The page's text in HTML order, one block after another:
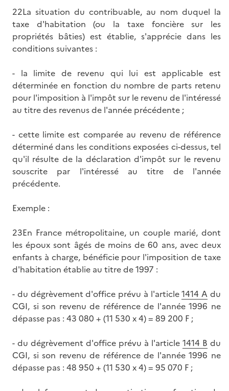
22La situation du contribuable, au nom duquel la
taxe d'habitation (ou la taxe foncière sur les
propriétés bâties) est établie, s'apprécie dans les
conditions suivantes :
- la limite de revenu qui lui est applicable est
déterminée en fonction du nombre de parts retenu
pour l'imposition à l'impôt sur le revenu de l'intéressé
au titre des revenus de l'année précédente ;
- cette limite est comparée au revenu de référence
déterminé dans les conditions exposées ci-dessus, tel
qu'il résulte de la déclaration d'impôt sur le revenu
souscrite par l'intéressé au titre de l'année
précédente.
Exemple :
23En France métropolitaine, un couple marié, dont
les époux sont âgés de moins de 60 ans, avec deux
enfants à charge, bénéficie pour l'imposition de taxe
d'habitation établie au titre de 1997 :
- du dégrèvement d'office prévu à l'article1414 A du
CGI, si son revenu de référence de l'année 1996 ne
dépasse pas : 43 080 + (11 530 x 4) = 89 200 F ;
- du dégrèvement d'office prévu à l'article 1414 B du
CGI, si son revenu de référence de l'année 1996 ne
dépasse pas : 48 950 + (11 530 x 4) = 95 070 F ;